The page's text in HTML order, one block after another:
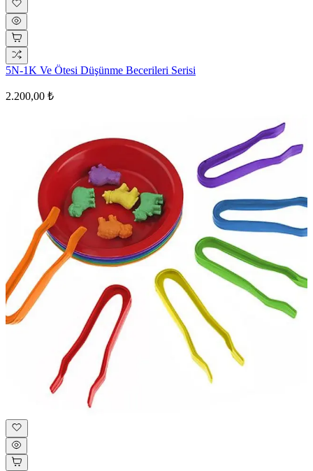
5N-1K Ve Ötesi Düşünme Becerileri Serisi
2.200,00 ₺